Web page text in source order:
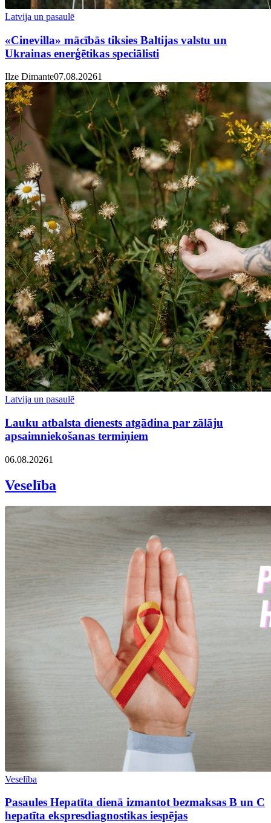
Latvija un pasaulē
«Cinevilla» mācībās tiksies Baltijas valstu un
Ukrainas enerģētikas speciālisti
Ilze Dimante07.08.20261
Latvija un pasaulē
Lauku atbalsta dienests atgādina par zālāju
apsaimniekošanas termiņiem
06.08.20261
Veselība
Veselība
Pasaules Hepatīta dienā izmantot bezmaksas B un C
hepatīta ekspresdiagnostikas iespējas